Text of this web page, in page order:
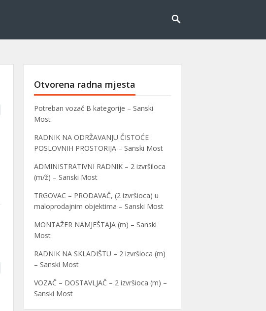
Otvorena radna mjesta
Potreban vozač B kategorije – Sanski
Most
RADNIK NA ODRŽAVANJU ČISTOĆE
POSLOVNIH PROSTORIJA – Sanski Most
ADMINISTRATIVNI RADNIK – 2 izvršiloca
(m/ž) – Sanski Most
TRGOVAC – PRODAVAČ, (2 izvršioca) u
maloprodajnim objektima – Sanski Most
MONTAŽER NAMJEŠTAJA (m) – Sanski
Most
RADNIK NA SKLADIŠTU – 2 izvršioca (m)
– Sanski Most
VOZAČ – DOSTAVLJAČ – 2 izvršioca (m) –
Sanski Most